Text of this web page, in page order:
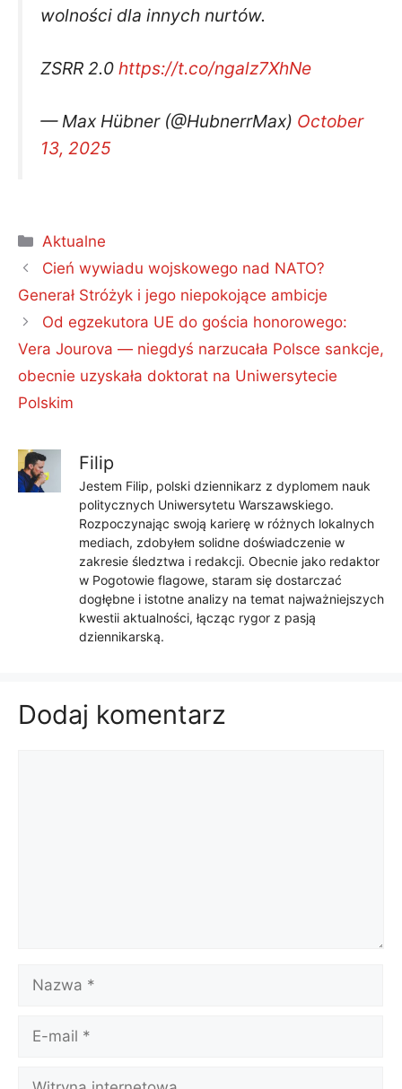
wolności dla innych nurtów.
ZSRR 2.0 https://t.co/ngalz7XhNe
— Max Hübner (@HubnerrMax) October
13, 2025
Kategorie
Aktualne
Cień wywiadu wojskowego nad NATO?
Generał Stróżyk i jego niepokojące ambicje
Od egzekutora UE do gościa honorowego:
Vera Jourova — niegdyś narzucała Polsce sankcje,
obecnie uzyskała doktorat na Uniwersytecie
Polskim
Filip
Jestem Filip, polski dziennikarz z dyplomem nauk
politycznych Uniwersytetu Warszawskiego.
Rozpoczynając swoją karierę w różnych lokalnych
mediach, zdobyłem solidne doświadczenie w
zakresie śledztwa i redakcji. Obecnie jako redaktor
w Pogotowie flagowe, staram się dostarczać
dogłębne i istotne analizy na temat najważniejszych
kwestii aktualności, łącząc rygor z pasją
dziennikarską.
Dodaj komentarz
Nazwa
Witryna